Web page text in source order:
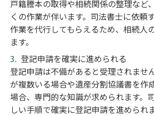
戸籍謄本の取得や相続関係の整理など
くの作業が伴います。司法書士に依頼
作業を代行してもらえるため、相続人
ます。
登記申請を確実に進められる
登記申請は不備があると受理されませ
が複数いる場合や遺産分割協議書を作
場合、専門的な知識が求められます。
しい手順で確実に登記申請を進められま